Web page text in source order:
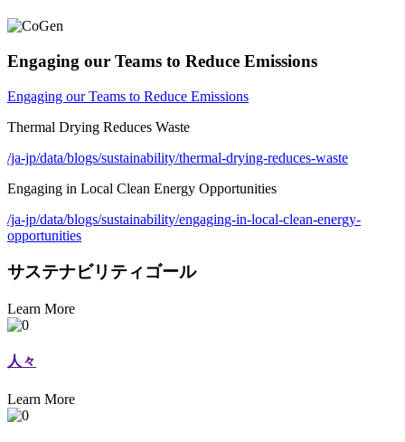
Engaging our Teams to Reduce Emissions
Engaging our Teams to Reduce Emissions
Thermal Drying Reduces Waste
/ja-jp/data/blogs/sustainability/thermal-drying-reduces-waste
Engaging in Local Clean Energy Opportunities
/ja-jp/data/blogs/sustainability/engaging-in-local-clean-energy-
opportunities
サステナビリティゴール
Learn More
人々
Learn More